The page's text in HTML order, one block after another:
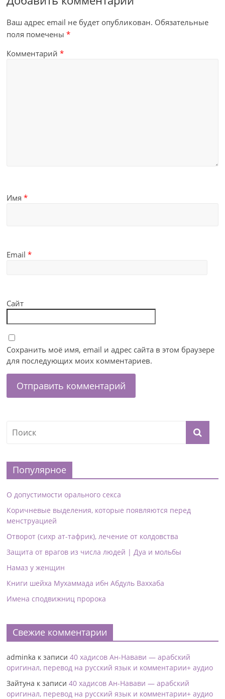
Ваш адрес email не будет опубликован. Обязательные
поля помечены*
Комментарий*
Имя*
Email*
Сайт
Сохранить моё имя, email и адрес сайта в этом браузере
для последующих моих комментариев.
Популярное
О допустимости орального секса
Коричневые выделения, которые появляются перед
менструацией
Отворот (сихр ат-тафрик), лечение от колдовства
Защита от врагов из числа людей | Дуа и мольбы
Намаз у женщин
Книги шейха Мухаммада ибн Абдуль Ваххаба
Имена сподвижниц пророка
Свежие комментарии
adminka к записи40 хадисов Ан-Навави — арабский
оригинал, перевод на русский язык и комментарии+ аудио
Зайтуна к записи40 хадисов Ан-Навави — арабский
оригинал, перевод на русский язык и комментарии+ аудио